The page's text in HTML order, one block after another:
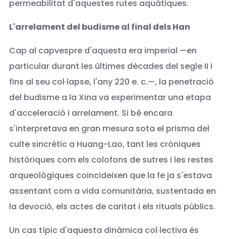
permeabilitat d'aquestes rutes aquàtiques.
L'arrelament del budisme al final dels Han
Cap al capvespre d'aquesta era imperial —en
particular durant les últimes dècades del segle II i
fins al seu col·lapse, l'any 220 e. c.—, la penetració
del budisme a la Xina va experimentar una etapa
d'acceleració i arrelament. Si bé encara
s'interpretava en gran mesura sota el prisma del
culte sincrètic a Huang-Lao, tant les cròniques
històriques com els colofons de sutres i les restes
arqueològiques coincideixen que la fe ja s'estava
assentant com a vida comunitària, sustentada en
la devoció, els actes de caritat i els rituals públics.
Un cas típic d'aquesta dinàmica col·lectiva és